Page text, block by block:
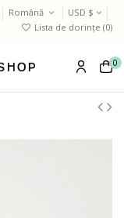
Română
USD $
Lista de dorințe (0)
0